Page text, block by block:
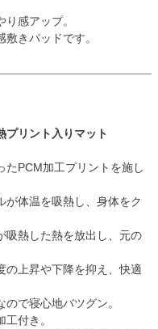
感アップ。
きパッドです。
プリント入りマット
たPCM加工プリントを施し
が体温を吸熱し、身体をク
吸熱した熱を放出し、元の
の上昇や下降を抑え、快適
で寝心地バツグン。
付き。